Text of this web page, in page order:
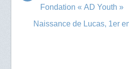
Fondation « AD Youth »
Naissance de Lucas, 1er